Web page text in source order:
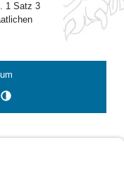
1 Satz 3
Kontrastwechsel